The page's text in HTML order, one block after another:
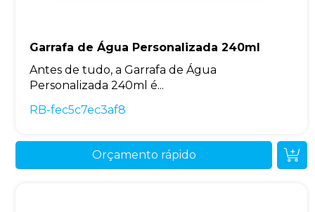
Garrafa de Água Personalizada 240ml
Antes de tudo, a Garrafa de Água
Personalizada 240ml é...
RB-fec5c7ec3af8
Orçamento rápido